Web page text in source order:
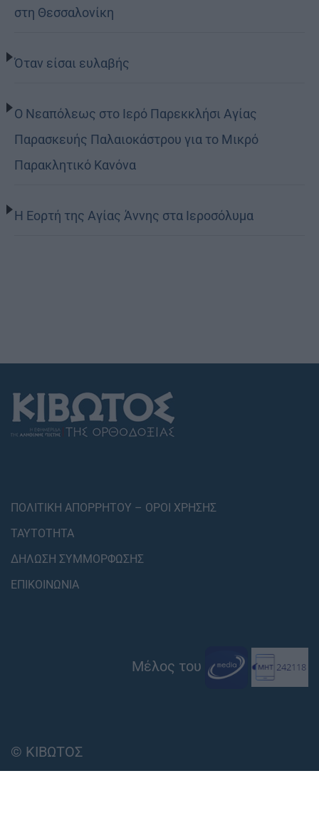
στη Θεσσαλονίκη
Όταν είσαι ευλαβής
Ο Νεαπόλεως στο Ιερό Παρεκκλήσι Αγίας
Παρασκευής Παλαιοκάστρου για το Μικρό
Παρακλητικό Κανόνα
Η Εορτή της Αγίας Άννης στα Ιεροσόλυμα
ΠΟΛΙΤΙΚΗ ΑΠΟΡΡΗΤΟΥ – ΟΡΟΙ ΧΡΗΣΗΣ
ΤΑΥΤΟΤΗΤΑ
ΔΗΛΩΣΗ ΣΥΜΜΟΡΦΩΣΗΣ
ΕΠΙΚΟΙΝΩΝΙΑ
Μέλος του
© ΚΙΒΩΤΟΣ